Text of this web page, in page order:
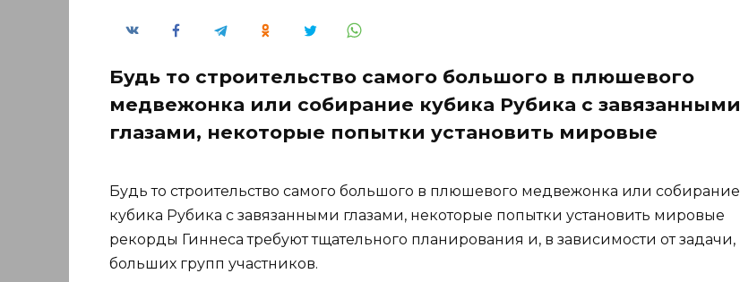
Будь то строительство самого большого в плюшевого
медвежонка или собирание кубика Рубика с завязанными
глазами, некоторые попытки установить мировые
Будь то строительство самого большого в плюшевого медвежонка или собирание
кубика Рубика с завязанными глазами, некоторые попытки установить мировые
рекорды Гиннеса требуют тщательного планирования и, в зависимости от задачи,
больших групп участников.